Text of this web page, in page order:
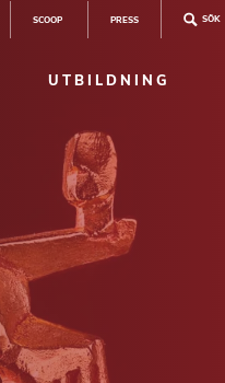
SCOOP PRESS SÖK
UTBILDNING